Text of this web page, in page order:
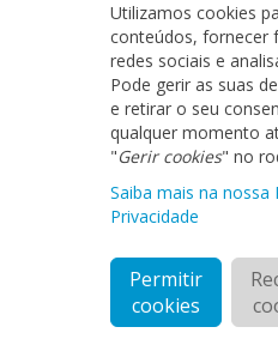
Utilizamos cookies
conteúdos, fornecer
redes sociais e
Pode gerir as suas
e retirar o seu
qualquer momento
"Gerir cookies" no
Saiba mais na nossa
Privacidade
Permitir
cookies